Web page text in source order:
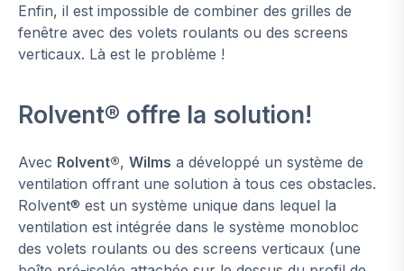
Enfin, il est impossible de combiner des grilles de
fenêtre avec des volets roulants ou des screens
verticaux. Là est le problème !
Rolvent® offre la solution!
Avec Rolvent®, Wilms a développé un système de
ventilation offrant une solution à tous ces obstacles.
Rolvent® est un système unique dans lequel la
ventilation est intégrée dans le système monobloc
des volets roulants ou des screens verticaux (une